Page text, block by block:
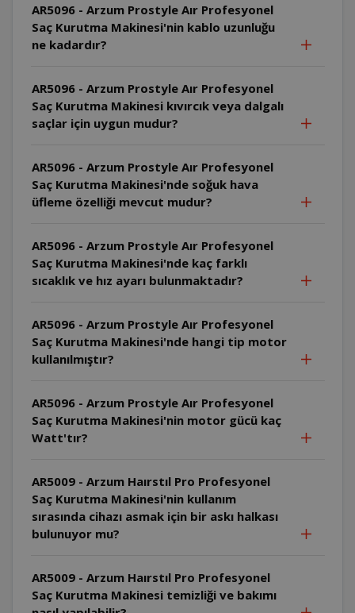
AR5096 - Arzum Prostyle Aır Profesyonel
Saç Kurutma Makinesi'nin kablo uzunluğu
ne kadardır?
AR5096 - Arzum Prostyle Aır Profesyonel
Saç Kurutma Makinesi kıvırcık veya dalgalı
saçlar için uygun mudur?
AR5096 - Arzum Prostyle Aır Profesyonel
Saç Kurutma Makinesi'nde soğuk hava
üfleme özelliği mevcut mudur?
AR5096 - Arzum Prostyle Aır Profesyonel
Saç Kurutma Makinesi'nde kaç farklı
sıcaklık ve hız ayarı bulunmaktadır?
AR5096 - Arzum Prostyle Aır Profesyonel
Saç Kurutma Makinesi'nde hangi tip motor
kullanılmıştır?
AR5096 - Arzum Prostyle Aır Profesyonel
Saç Kurutma Makinesi'nin motor gücü kaç
Watt'tır?
AR5009 - Arzum Haırstıl Pro Profesyonel
Saç Kurutma Makinesi'nin kullanım
sırasında cihazı asmak için bir askı halkası
bulunuyor mu?
AR5009 - Arzum Haırstıl Pro Profesyonel
Saç Kurutma Makinesi temizliği ve bakımı